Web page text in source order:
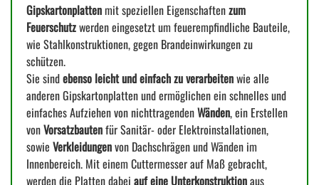
Gipskartonplattenmit speziellen Eigenschaftenzum
Feuerschutzwerden eingesetzt um feuerempfindliche Bauteile,
wie Stahlkonstruktionen, gegen Brandeinwirkungen zu
schützen.
Sie sindebenso leicht und einfach zu verarbeitenwie alle
anderen Gipskartonplatten und ermöglichen ein schnelles und
einfaches Aufziehen von nichttragendenWänden, ein Erstellen
vonVorsatzbautenfür Sanitär- oder Elektroinstallationen,
sowie Verkleidungenvon Dachschrägen und Wänden im
Innenbereich. Mit einem Cuttermesser auf Maß gebracht,
werden die Platten dabei auf eine Unterkonstruktionaus